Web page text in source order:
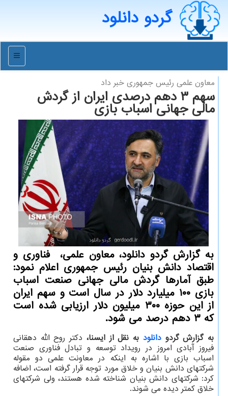
گردو دانلود
منو
معاون علمی رئیس جمهوری خبر داد
سهم ۳ دهم درصدی ایران از گردش
مالی جهانی اسباب بازی
به گزارش گردو دانلود، معاون علمی، فناوری و
اقتصاد دانش بنیان رئیس جمهوری اعلام نمود:
طبق آمارها گردش مالی جهانی صنعت اسباب
بازی ۱۰۰ میلیارد دلار در سال است و سهم ایران
از این حوزه ۳۰۰ میلیون دلار ارزیابی شده است
که ۳ دهم درصد می شود.
به گزارش گردودانلود به نقل از ایسنا، دکتر روح الله دهقانی
فیروز آبادی امروز در رویداد توسعه و تبادل فناوری صنعت
اسباب بازی با اشاره به اینکه در معاونت علمی دو مقوله
شرکتهای دانش بنیان و خلاق مورد توجه قرار گرفته است، اضافه
کرد: شرکتهای دانش بنیان شناخته شده هستند، ولی شرکتهای
خلاق کمتر دیده می شوند.